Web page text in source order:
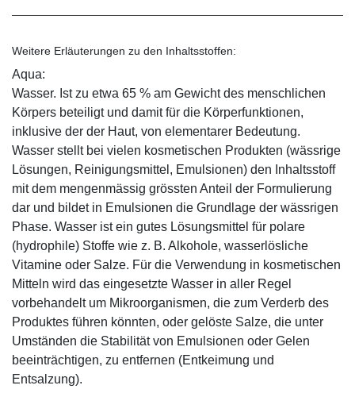
Weitere Erläuterungen zu den Inhaltsstoffen:
Aqua:
Wasser. Ist zu etwa 65 % am Gewicht des menschlichen
Körpers beteiligt und damit für die Körperfunktionen,
inklusive der der Haut, von elementarer Bedeutung.
Wasser stellt bei vielen kosmetischen Produkten (wässrige
Lösungen, Reinigungsmittel, Emulsionen) den Inhaltsstoff
mit dem mengenmässig grössten Anteil der Formulierung
dar und bildet in Emulsionen die Grundlage der wässrigen
Phase. Wasser ist ein gutes Lösungsmittel für polare
(hydrophile) Stoffe wie z. B. Alkohole, wasserlösliche
Vitamine oder Salze. Für die Verwendung in kosmetischen
Mitteln wird das eingesetzte Wasser in aller Regel
vorbehandelt um Mikroorganismen, die zum Verderb des
Produktes führen könnten, oder gelöste Salze, die unter
Umständen die Stabilität von Emulsionen oder Gelen
beeinträchtigen, zu entfernen (Entkeimung und
Entsalzung).